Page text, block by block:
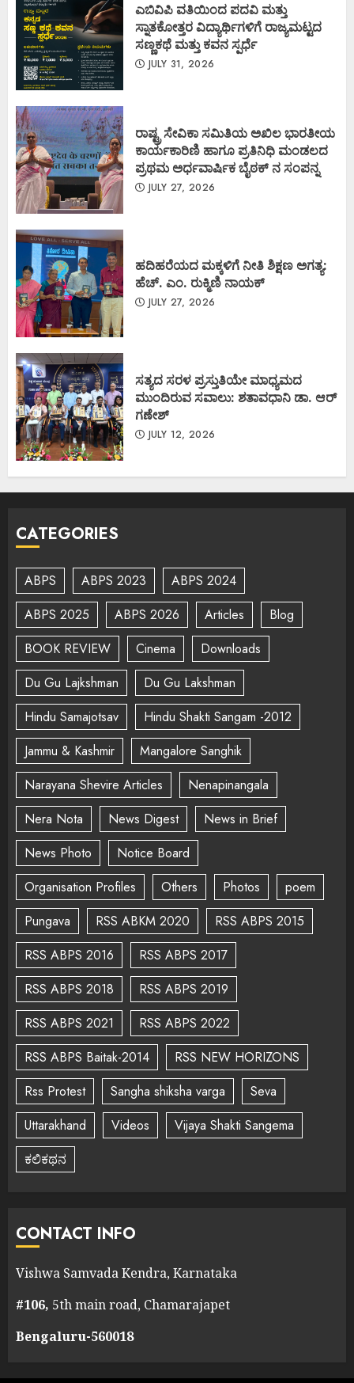
ಎಬಿವಿಪಿ ವತಿಯಿಂದ ಪದವಿ ಮತ್ತು
ಸ್ನಾತಕೋತ್ತರ ವಿದ್ಯಾರ್ಥಿಗಳಿಗೆ ರಾಜ್ಯಮಟ್ಟದ
ಸಣ್ಣಕಥೆ ಮತ್ತು ಕವನ ಸ್ಪರ್ಧೆ
JULY 31, 2026
ರಾಷ್ಟ್ರ ಸೇವಿಕಾ ಸಮಿತಿಯ ಅಖಿಲ ಭಾರತೀಯ
ಕಾರ್ಯಕಾರಿಣಿ ಹಾಗೂ ಪ್ರತಿನಿಧಿ ಮಂಡಲದ
ಪ್ರಥಮ ಅರ್ಧವಾರ್ಷಿಕ ಬೈಠಕ್ ನ ಸಂಪನ್ನ
JULY 27, 2026
ಹದಿಹರೆಯದ ಮಕ್ಕಳಿಗೆ ನೀತಿ ಶಿಕ್ಷಣ ಅಗತ್ಯ:
ಹೆಚ್. ಎಂ. ರುಕ್ಮಿಣಿ ನಾಯಕ್
JULY 27, 2026
ಸತ್ಯದ ಸರಳ ಪ್ರಸ್ತುತಿಯೇ ಮಾಧ್ಯಮದ
ಮುಂದಿರುವ ಸವಾಲು: ಶತಾವಧಾನಿ ಡಾ. ಆರ್
ಗಣೇಶ್
JULY 12, 2026
CATEGORIES
ABPS ABPS 2023
ABPS 2024
ABPS 2025
ABPS 2026 Articles
Blog
BOOK REVIEW
Cinema
Downloads
Du Gu Lajkshman
Du Gu Lakshman
Hindu Samajotsav
Hindu Shakti Sangam -2012
Jammu & Kashmir
Mangalore Sanghik
Narayana Shevire Articles
Nenapinangala
Nera Nota
News Digest
News in Brief
News Photo
Notice Board
Organisation Profiles
Others Photos
poem
Pungava
RSS ABKM 2020
RSS ABPS 2015
RSS ABPS 2016
RSS ABPS 2017
RSS ABPS 2018
RSS ABPS 2019
RSS ABPS 2021
RSS ABPS 2022
RSS ABPS Baitak-2014
RSS NEW HORIZONS
Rss Protest
Sangha shiksha varga
Seva
Uttarakhand
Videos
Vijaya Shakti Sangema
ಕಲಿಕಥನ
CONTACT INFO
Vishwa Samvada Kendra, Karnataka
#106, 5th main road, Chamarajapet
Bengaluru-560018